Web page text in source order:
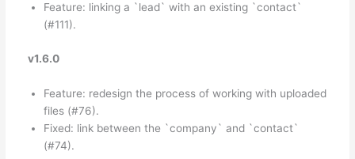
Feature: linking a `lead` with an existing `contact`
(#111).
v1.6.0
Feature: redesign the process of working with uploaded
files (#76).
Fixed: link between the `company` and `contact`
(#74).